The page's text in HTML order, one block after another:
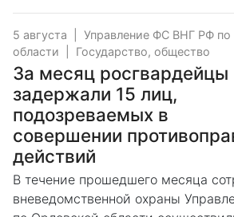
5 августа
Управление ФС ВНГ РФ по
области
Государство, общество
За месяц росгвардейцы
задержали 15 лиц,
подозреваемых в
совершении
действий
В течение прошедшего месяца
вневедомственной охраны